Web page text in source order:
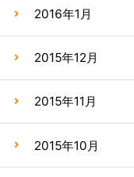
2016年1月
2015年12月
2015年11月
2015年10月